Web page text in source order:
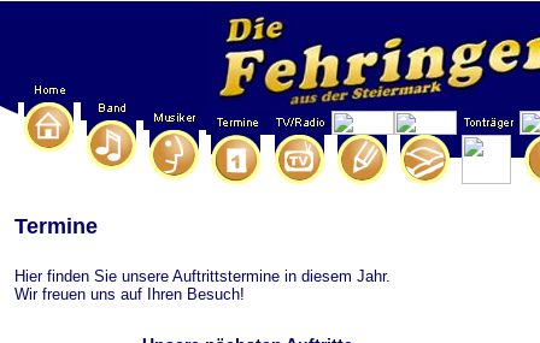
Termine
Hier finden Sie unsere Auftrittstermine in diesem Jahr.
Wir freuen uns auf Ihren Besuch!